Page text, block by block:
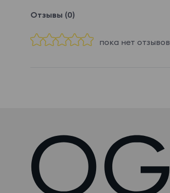
Отзывы (0)
пока нет отзывов